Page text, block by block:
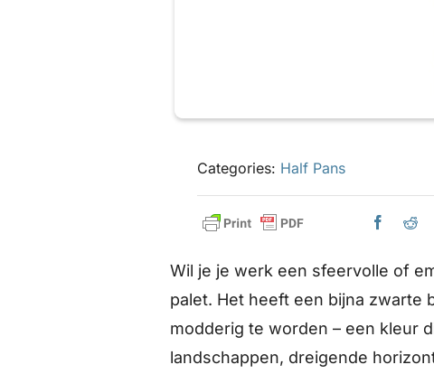
Categories: Half Pans
Wil je je werk een sfeervolle of
palet. Het heeft een bijna zwarte
modderig te worden – een kleur
landschappen, dreigende